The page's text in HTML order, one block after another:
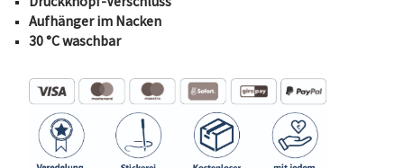
Aufhänger im Nacken
30 °C waschbar